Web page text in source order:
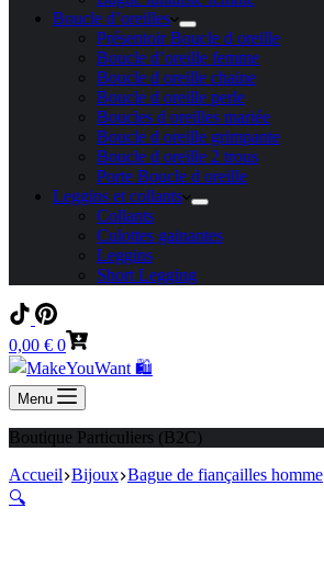
Boucle d’oreilles
Présentoir Boucle d oreille
Boucle d’oreille femme
Boucle d oreille chaine
Boucle d oreille perle
Boucles d oreilles mariée
Boucle d oreille grimpante
Boucle d oreille 2 trous
Porte Boucle d oreille
Leggins et collants
Collants
Culottes gainantes
Leggins
Short Legging
Panier
d’achat
0,00 € 0
Menu
Boutique Particuliers (B2C)
Accueil Bijoux Bague de fiançailles homme
🔍